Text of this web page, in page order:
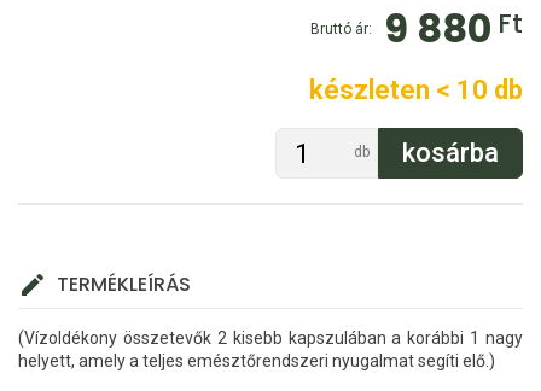
Bruttó ár: 9 880 Ft
készleten < 10 db
db
TERMÉKLEÍRÁS
(Vízoldékony összetevők 2 kisebb kapszulában a korábbi 1 nagy
helyett, amely a teljes emésztőrendszeri nyugalmat segíti elő.)